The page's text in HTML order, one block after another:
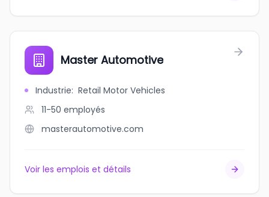
Master Automotive
Industrie: Retail Motor Vehicles
11-50 employés
masterautomotive.com
Voir les emplois et détails